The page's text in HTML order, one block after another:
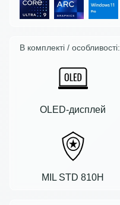
В комплекті / особливості:
OLED-дисплей
MIL STD 810H